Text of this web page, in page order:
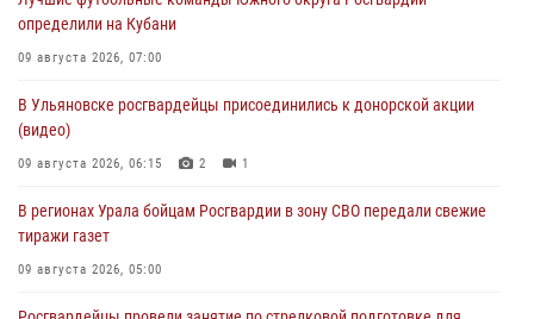
определили на Кубани
09 августа 2026, 07:00
В Ульяновске росгвардейцы присоединились к донорской акции
(видео)
09 августа 2026, 06:15 2 1
В регионах Урала бойцам Росгвардии в зону СВО передали свежие
тиражи газет
09 августа 2026, 05:00